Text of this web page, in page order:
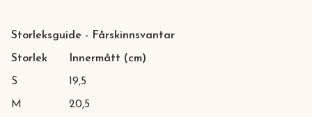
Storleksguide - Fårskinnsvantar
Storlek Innermått (cm)
S 19,5
M 20,5